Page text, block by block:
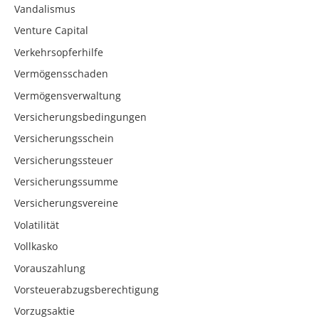
Vandalismus
Venture Capital
Verkehrsopferhilfe
Vermögensschaden
Vermögensverwaltung
Versicherungsbedingungen
Versicherungsschein
Versicherungssteuer
Versicherungssumme
Versicherungsvereine
Volatilität
Vollkasko
Vorauszahlung
Vorsteuerabzugsberechtigung
Vorzugsaktie